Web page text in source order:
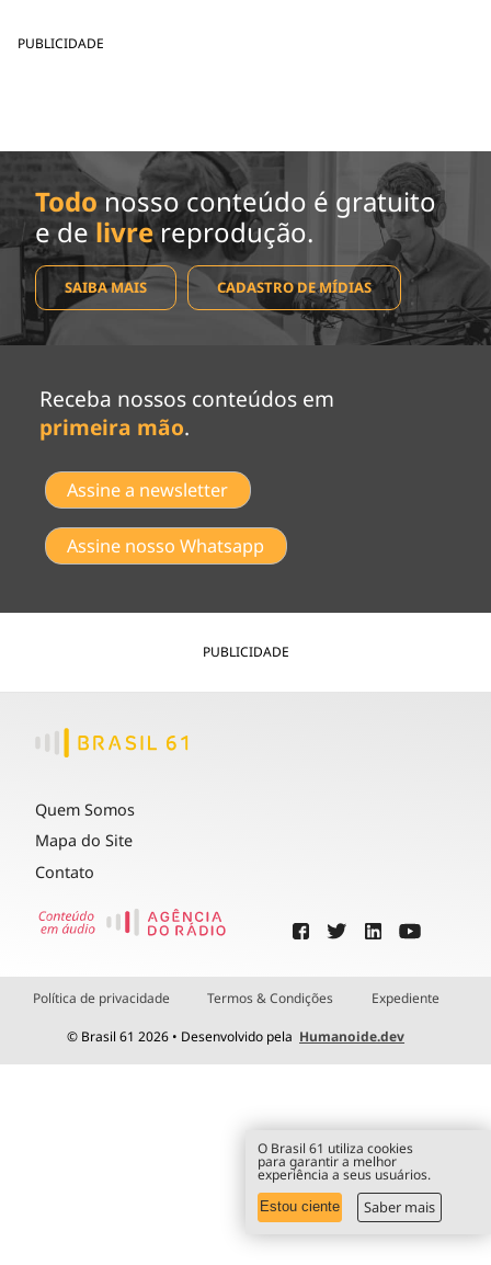
PUBLICIDADE
Todo nosso conteúdo é gratuito
e de livrereprodução.
SAIBA MAIS CADASTRO DE MÍDIAS
Receba nossos conteúdos em
primeira mão.
Assine a newsletter
Assine nosso Whatsapp
PUBLICIDADE
Quem Somos
Mapa do Site
Contato
Política de privacidade Termos & Condições Expediente
© Brasil 61 2026 • Desenvolvido pela Humanoide.dev
O Brasil 61 utiliza cookies
para garantir a melhor
experiência a seus usuários.
Estou ciente Saber mais